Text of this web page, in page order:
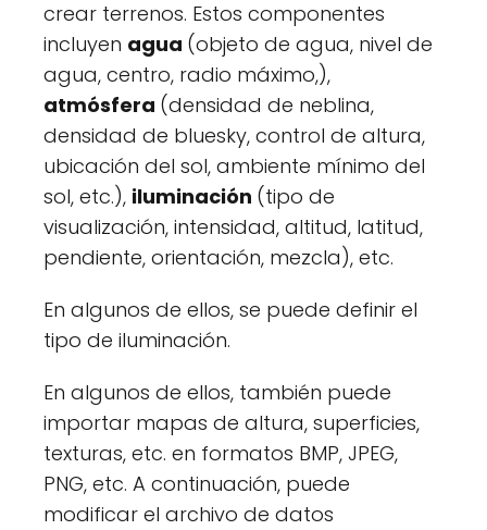
crear terrenos. Estos componentes
incluyen agua (objeto de agua, nivel de
agua, centro, radio máximo,),
atmósfera (densidad de neblina,
densidad de bluesky, control de altura,
ubicación del sol, ambiente mínimo del
sol, etc.), iluminación (tipo de
visualización, intensidad, altitud, latitud,
pendiente, orientación, mezcla), etc.
En algunos de ellos, se puede definir el
tipo de iluminación.
En algunos de ellos, también puede
importar mapas de altura, superficies,
texturas, etc. en formatos BMP, JPEG,
PNG, etc. A continuación, puede
modificar el archivo de datos